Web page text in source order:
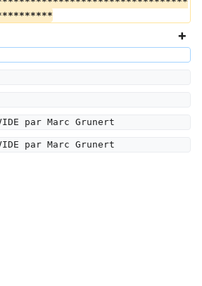
VIDE par Marc Grunert
VIDE par Marc Grunert